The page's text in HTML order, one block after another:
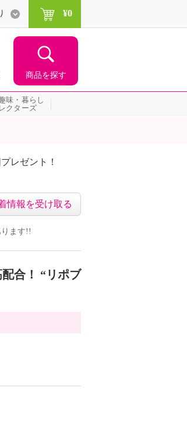
商品を探す
¥0
味・暮らし
クターズ
レゼント！
情報を受け取る
ます!!
合！ “リポブ